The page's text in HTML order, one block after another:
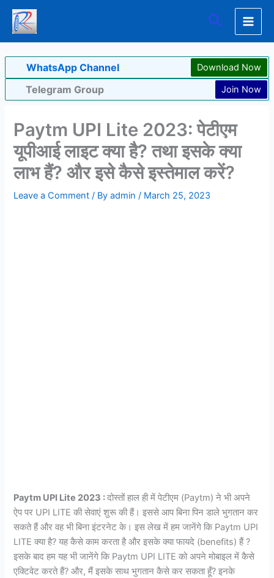
Skip
content
Search
WhatsApp Channel Download Now
Telegram Group Join Now
Paytm UPI Lite 2023: पेटीएम
यूपीआई लाइट क्या है? तथा इसके क्या
लाभ हैं? और इसे कैसे इस्तेमाल करें?
Leave a Comment / Byadmin/ March 25, 2023
Paytm UPI Lite 2023 :दोस्तों हाल ही में पेटीएम (Paytm) ने भी अपने
ऐप पर UPI LITE की सेवाएं शुरू की हैं। इससे आप बिना पिन डाले भुगतान कर
सकते हैं और वह भी बिना इंटरनेट के। इस लेख में हम जानेंगे कि Paytm UPI
LITE क्या है? यह कैसे काम करता है और इसके क्या फायदे (benefits) हैं ?
इसके बाद हम यह भी जानेंगे कि Paytm UPI LITE को अपने मोबाइल में कैसे
एक्टिवेट करते हैं? और, मैं इसके साथ भुगतान कैसे कर सकता हूँ? इनके